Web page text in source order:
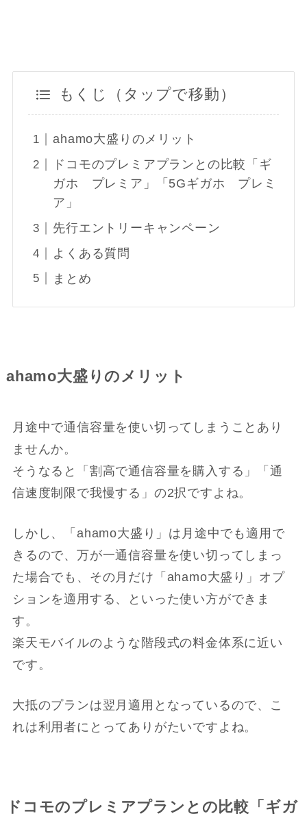
もくじ（タップで移動）
ahamo大盛りのメリット
ドコモのプレミアプランとの比較「ギ
ガホ プレミア」「5Gギガホ プレミ
ア」
先行エントリーキャンペーン
よくある質問
まとめ
ahamo大盛りのメリット
月途中で通信容量を使い切ってしまうことあり
ませんか。
そうなると「割高で通信容量を購入する」「通
信速度制限で我慢する」の2択ですよね。
しかし、「ahamo大盛り」は月途中でも適用で
きるので、万が一通信容量を使い切ってしまっ
た場合でも、その月だけ「ahamo大盛り」オプ
ションを適用する、といった使い方ができま
す。
楽天モバイルのような階段式の料金体系に近い
です。
大抵のプランは翌月適用となっているので、こ
れは利用者にとってありがたいですよね。
ドコモのプレミアプランとの比較「ギガ